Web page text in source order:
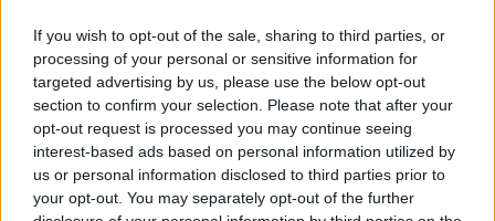
If you wish to opt-out of the sale, sharing to third parties, or
processing of your personal or sensitive information for
targeted advertising by us, please use the below opt-out
section to confirm your selection. Please note that after your
opt-out request is processed you may continue seeing
interest-based ads based on personal information utilized by
us or personal information disclosed to third parties prior to
your opt-out. You may separately opt-out of the further
Προσθέστε το ΕΘΝΟΣ στη Google
ΤοΣυμβούλιο Ασφαλείας του ΟΗΕθα
συνεδριάσει εκτάκτως αύριο στις 22.00ώρα
Ελλάδαςμε θέμα τηΓάζα,μετά την